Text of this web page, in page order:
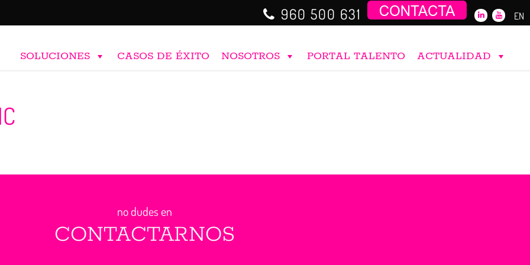
960 500 631 EN
SOLUCIONES CASOS DE ÉXITO NOSOTROS PORTAL TALENTO ACTUALIDAD
no dudes en
CONTACTARNOS